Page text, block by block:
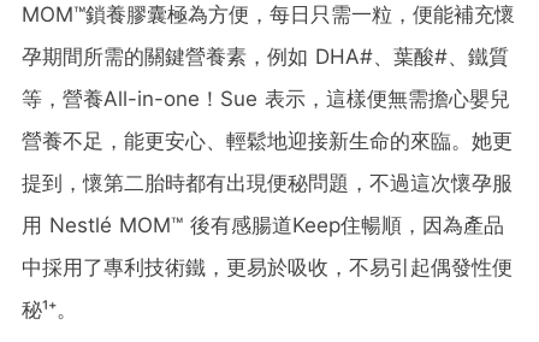
MOM™鎖養膠囊極為方便，每日只需一粒，便能補充懷
孕期間所需的關鍵營養素，例如 DHA#、葉酸#、鐵質
等，營養All-in-one！Sue 表示，這樣便無需擔心嬰兒
營養不足，能更安心、輕鬆地迎接新生命的來臨。她更
提到，懷第二胎時都有出現便秘問題，不過這次懷孕服
用 Nestlé MOM™ 後有感腸道Keep住暢順，因為產品
中採用了專利技術鐵，更易於吸收，不易引起偶發性便
秘¹⁺。